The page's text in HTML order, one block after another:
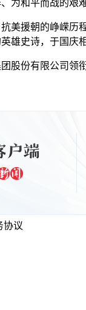
为和平而战的艰
援朝的峥嵘历
雄史诗，于国庆
份有限公司领衔
协议